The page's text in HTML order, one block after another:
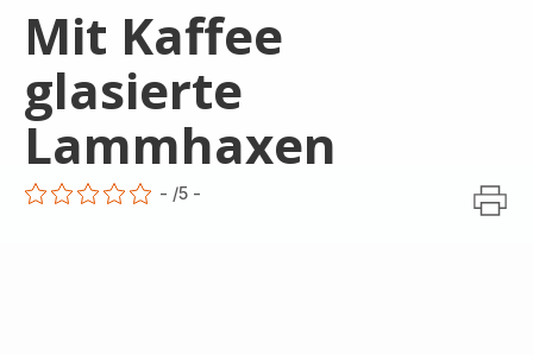
Mit Kaffee
glasierte
Lammhaxen
- /5 -